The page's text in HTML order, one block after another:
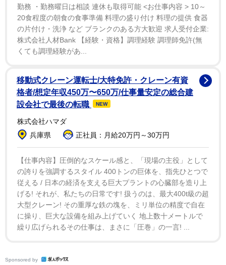
とスパロウ（１４）がいるほか、元妻ダイアン・アレク
サンダーとの間にも息子マイルズ（２９）をもうけてい
る。
勤務 ・勤務曜日は相談 連休も取得可能 <お仕事内容 > 10～
20食程度の朝食の食事準備 料理の盛り付け 料理の提供 食器
の片付け・洗浄 など ブランクのある方大歓迎 求人受付企業:
株式会社人材Bank 【経験・資格】調理経験 調理師免許(無
くても調理経験があ...
移動式クレーン運転士/大特免許・クレーン有資
格者/想定年収450万〜650万/仕事量安定の総合建
設会社で最後の転職
NEW
株式会社ハマダ
兵庫県
正社員：月給20万円～30万円
【仕事内容】圧倒的なスケール感と、「現場の主役」として
の誇りを強調するスタイル 400トンの巨体を、指先ひとつで
従える / 日本の経済を支える巨大プラントの心臓部を造り上
げる! それが、私たちの日常です! 扱うのは、最大400t級の超
大型クレーン! その重厚な鉄の塊を、ミリ単位の精度で自在
に操り、巨大な設備を組み上げていく 地上数十メートルで
繰り広げられるその仕事は、まさに「圧巻」の一言! ...
Sponsored by